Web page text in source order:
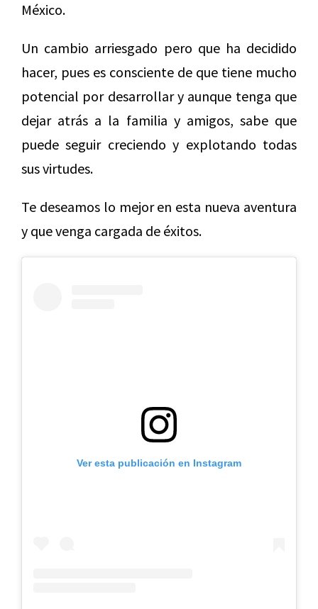
México.
Un cambio arriesgado pero que ha decidido
hacer, pues es consciente de que tiene mucho
potencial por desarrollar y aunque tenga que
dejar atrás a la familia y amigos, sabe que
puede seguir creciendo y explotando todas
sus virtudes.
Te deseamos lo mejor en esta nueva aventura
y que venga cargada de éxitos.
Ver esta publicación en Instagram